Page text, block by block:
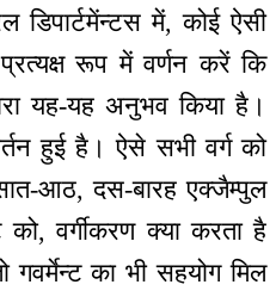
डिपार्टमेंन्टस में, कोई ऐसी
रूप में वर्णन करें कि
यह-यह अनुभव किया है।
हुई है। ऐसे सभी वर्ग को
आठ, दस-बारह एक्जैम्पुल
को, वर्गीकरण क्या करता है
का भी सहयोग मिल